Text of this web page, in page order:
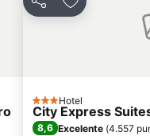
CompartirAgregar a
3 Estrellas
Hotel
City Express
8,6 Excelente (4.557